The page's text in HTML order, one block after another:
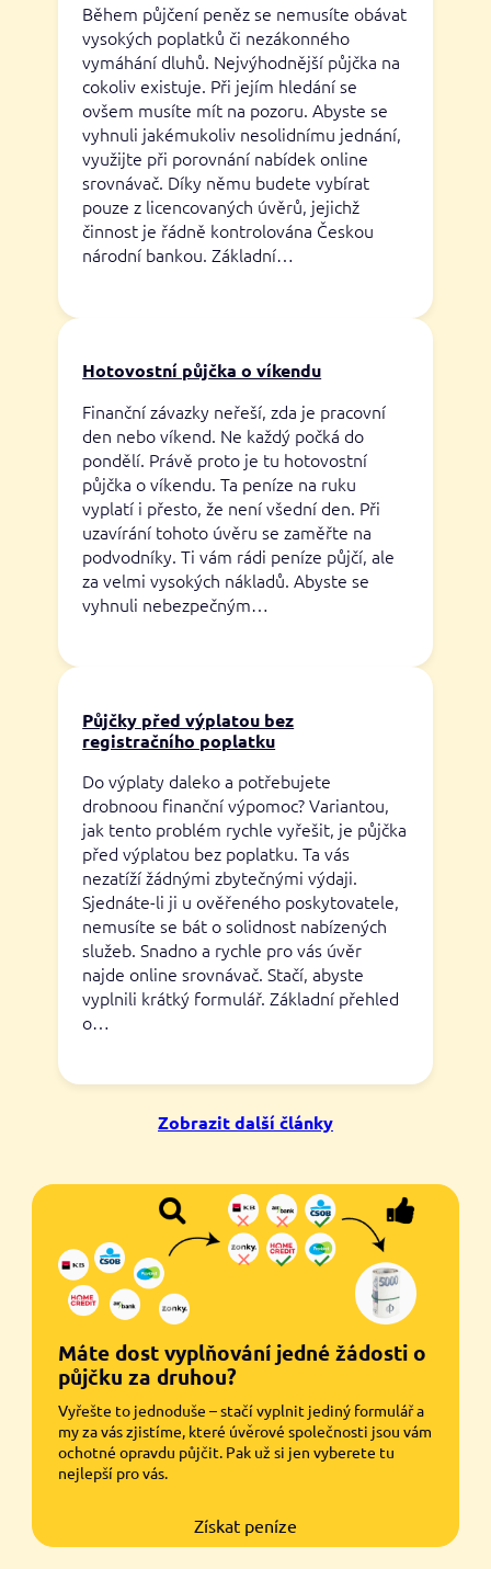
Během půjčení peněz se nemusíte obávat
vysokých poplatků či nezákonného
vymáhání dluhů. Nejvýhodnější půjčka na
cokoliv existuje. Při jejím hledání se
ovšem musíte mít na pozoru. Abyste se
vyhnuli jakémukoliv nesolidnímu jednání,
využijte při porovnání nabídek online
srovnávač. Díky němu budete vybírat
pouze z licencovaných úvěrů, jejichž
činnost je řádně kontrolována Českou
národní bankou. Základní…
Hotovostní půjčka o víkendu
Finanční závazky neřeší, zda je pracovní
den nebo víkend. Ne každý počká do
pondělí. Právě proto je tu hotovostní
půjčka o víkendu. Ta peníze na ruku
vyplatí i přesto, že není všední den. Při
uzavírání tohoto úvěru se zaměřte na
podvodníky. Ti vám rádi peníze půjčí, ale
za velmi vysokých nákladů. Abyste se
vyhnuli nebezpečným…
Půjčky před výplatou bez
registračního poplatku
Do výplaty daleko a potřebujete
drobnoou finanční výpomoc? Variantou,
jak tento problém rychle vyřešit, je půjčka
před výplatou bez poplatku. Ta vás
nezatíží žádnými zbytečnými výdaji.
Sjednáte-li ji u ověřeného poskytovatele,
nemusíte se bát o solidnost nabízených
služeb. Snadno a rychle pro vás úvěr
najde online srovnávač. Stačí, abyste
vyplnili krátký formulář. Základní přehled
o…
Zobrazit další články
Máte dost vyplňování jedné žádosti o
půjčku za druhou?
Vyřešte to jednoduše – stačí vyplnit jediný formulář a
my za vás zjistíme, které úvěrové společnosti jsou vám
ochotné opravdu půjčit. Pak už si jen vyberete tu
nejlepší pro vás.
Získat peníze